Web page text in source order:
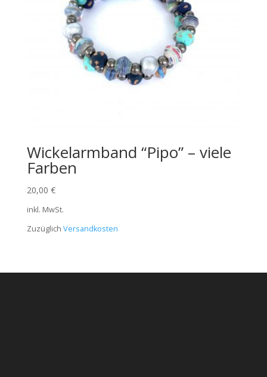
Wickelarmband “Pipo” – viele
Farben
20,00 €
inkl. MwSt.
Zuzüglich Versandkosten